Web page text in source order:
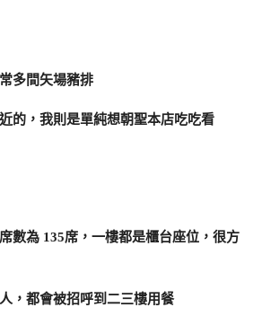
多間矢場豬排
的，我則是單純想朝聖本店吃吃看
數為 135席，一樓都是櫃台座位，很方
，都會被招呼到二三樓用餐